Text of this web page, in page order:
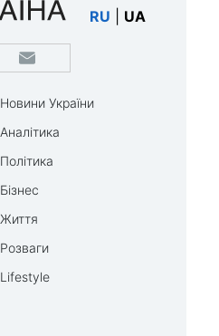
RU UA
Новини України
Аналітика
Політика
Бізнес
Життя
Розваги
Lifestyle